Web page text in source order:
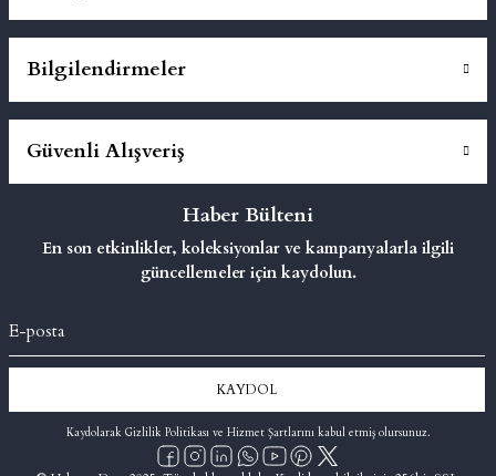
Bilgilendirmeler
Güvenli Alışveriş
Haber Bülteni
En son etkinlikler, koleksiyonlar ve kampanyalarla ilgili
güncellemeler için kaydolun.
KAYDOL
Kaydolarak Gizlilik Politikası ve Hizmet Şartlarını kabul etmiş olursunuz.